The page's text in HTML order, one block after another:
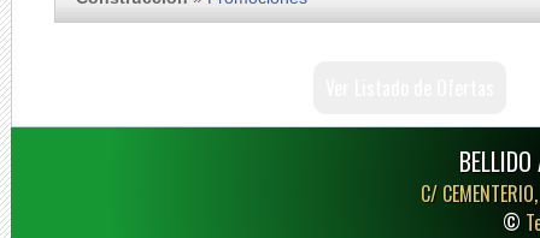
C/
©